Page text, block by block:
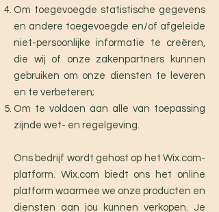
Om toegevoegde statistische gegevens
en andere toegevoegde en/of afgeleide
niet-persoonlijke informatie te creëren,
die wij of onze zakenpartners kunnen
gebruiken om onze diensten te leveren
en te verbeteren;
Om te voldoen aan alle van toepassing
zijnde wet- en regelgeving.
Ons bedrijf wordt gehost op het Wix.com-
platform. Wix.com biedt ons het online
platform waarmee we onze producten en
diensten aan jou kunnen verkopen. Je